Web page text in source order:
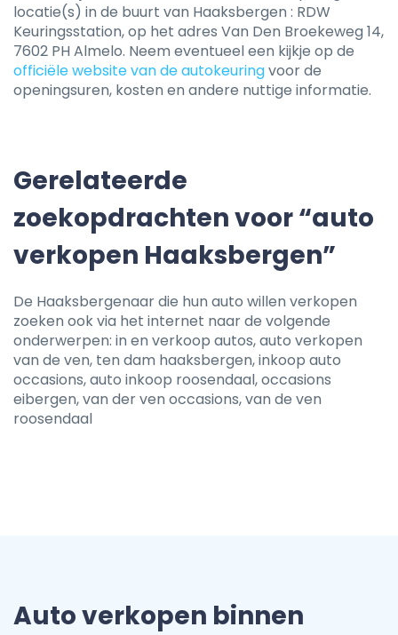
locatie(s) in de buurt van Haaksbergen : RDW
Keuringsstation, op het adres Van Den Broekeweg 14,
7602 PH Almelo. Neem eventueel een kijkje op de
officiële website van de autokeuringvoor de
openingsuren, kosten en andere nuttige informatie.
Gerelateerde
zoekopdrachten voor “auto
verkopen Haaksbergen”
De Haaksbergenaar die hun auto willen verkopen
zoeken ook via het internet naar de volgende
onderwerpen: in en verkoop autos, auto verkopen
van de ven, ten dam haaksbergen, inkoop auto
occasions, auto inkoop roosendaal, occasions
eibergen, van der ven occasions, van de ven
roosendaal
Auto verkopen binnen